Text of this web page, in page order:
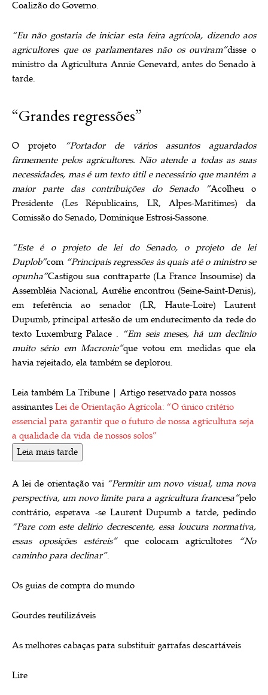
Coalizão do Governo.
“Eu não gostaria de iniciar esta feira agrícola, dizendo aos
agricultores que os parlamentares não os ouviram”disse o
ministro da Agricultura Annie Genevard, antes do Senado à
tarde.
“Grandes regressões”
O projeto
“Portador de vários assuntos aguardados
firmemente pelos agricultores. Não atende a todas as suas
necessidades, mas é um texto útil e necessário que mantém a
maior parte das contribuições do Senado ”Acolheu o
Presidente (Les Républicains, LR, Alpes-Maritimes) da
Comissão do Senado, Dominique Estrosi-Sassone.
“Este é o projeto de lei do Senado, o projeto de lei
Duplob”com “Principais regressões às quais até o ministro se
opunha”Castigou sua contraparte (La France Insoumise) da
Assembléia Nacional, Aurélie encontrou (Seine-Saint-Denis),
em referência ao senador (LR, Haute-Loire) Laurent
Dupumb, principal artesão de um endurecimento da rede do
texto Luxemburg Palace . “Em seis meses, há um declínio
muito sério em Macronie”que votou em medidas que ela
havia rejeitado, ela também se deplorou.
Leia também La Tribune |
Artigo reservado para nossos
assinantes Lei de Orientação Agrícola: “O único critério
essencial para garantir que o futuro de nossa agricultura seja
a qualidade da vida de nossos solos”
Leia mais tarde
A lei de orientação vai “Permitir um novo visual, uma nova
perspectiva, um novo limite para a agricultura francesa”pelo
contrário, esperava -se Laurent Dupumb a tarde, pedindo
“Pare com este delírio decrescente, essa loucura normativa,
essas oposições estéreis”que colocam agricultores
“No
caminho para declinar”.
Os guias de compra do mundo
Gourdes reutilizáveis
As melhores cabaças para substituir garrafas descartáveis
Lire